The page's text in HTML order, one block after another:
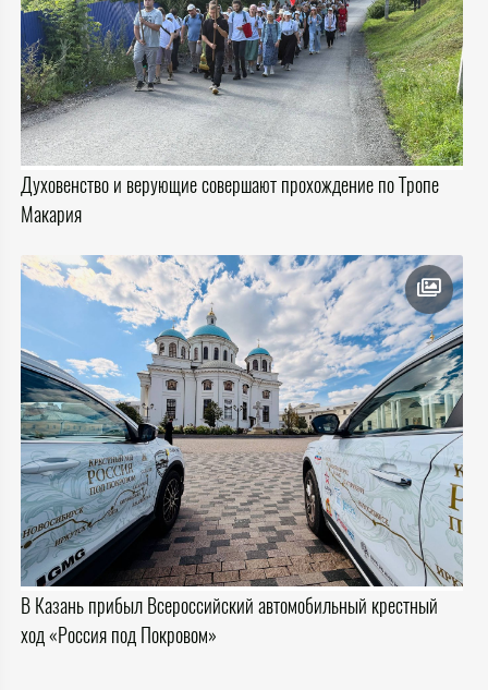
Духовенство и верующие совершают прохождение по Тропе
Макария
В Казань прибыл Всероссийский автомобильный крестный
ход «Россия под Покровом»